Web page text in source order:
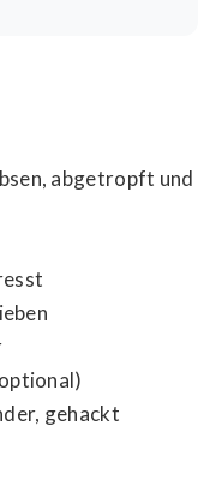
abgetropft und
gehackt